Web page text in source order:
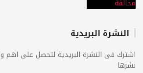
النشرة البريدية
اشترك فى النشرة البريدية لتحصل على اهم
نشرها